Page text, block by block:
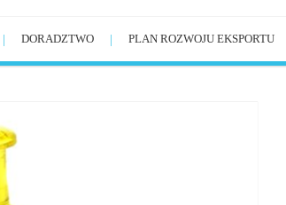
DORADZTWO PLAN ROZWOJU EKSPORTU